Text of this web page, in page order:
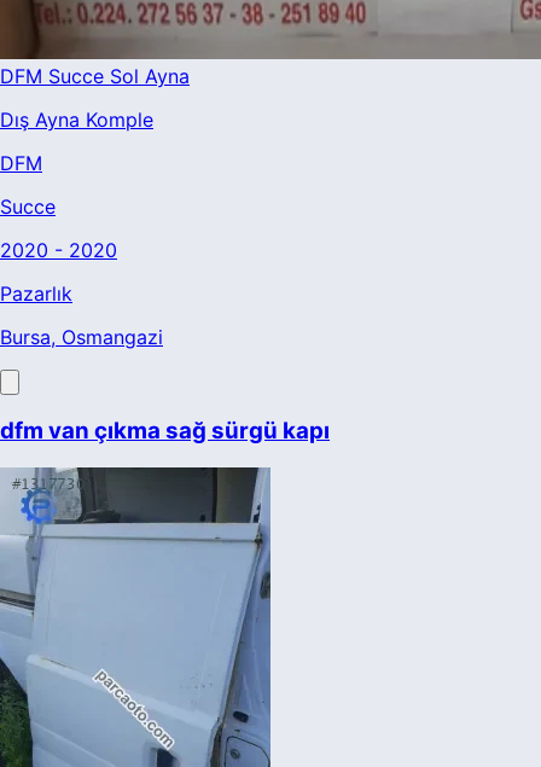
DFM Succe Sol Ayna
Dış Ayna Komple
DFM
Succe
2020 - 2020
Pazarlık
Bursa, Osmangazi
dfm van çıkma sağ sürgü kapı